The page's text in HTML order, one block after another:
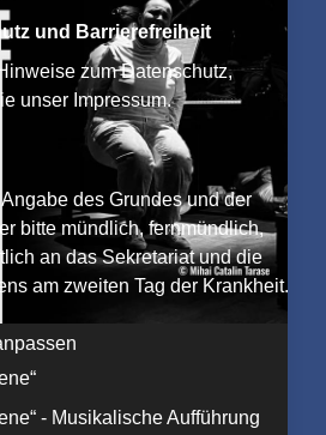
- Musikalische Aufführung
und Barrierefreiheit
Hinweise zum Datenschutz,
unser Impressum.
des Grundes und der
bitte mündlich, fernmündlich,
an das Sekretariat und die
am zweiten Tag der Krankheit.